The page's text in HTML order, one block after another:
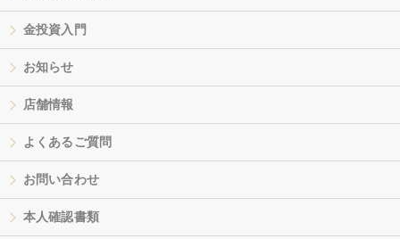
金投資入門
お知らせ
店舗情報
よくあるご質問
お問い合わせ
本人確認書類